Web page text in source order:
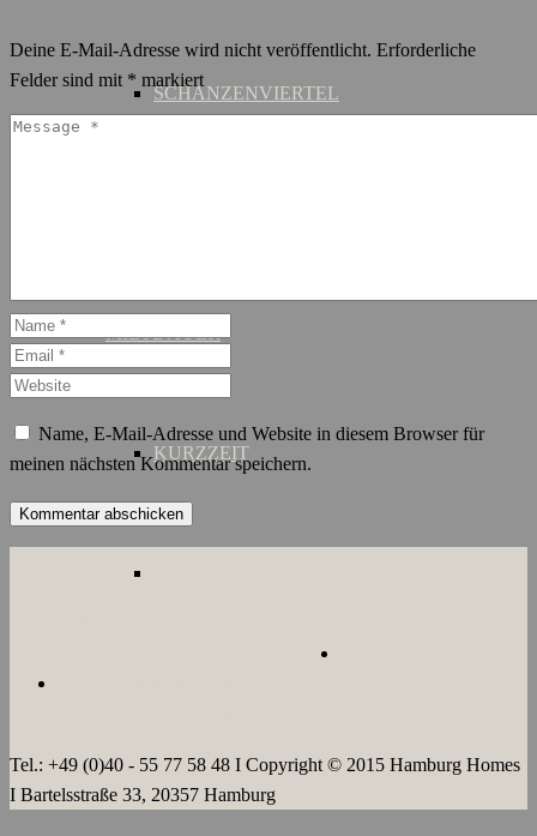
SCHANZENVIERTEL
MIETDAUER
KURZZEIT
Deine E-Mail-Adresse wird nicht veröffentlicht. Erforderliche
Felder sind mit * markiert
Name, E-Mail-Adresse und Website in diesem Browser für
meinen nächsten Kommentar speichern.
Tel.: +49 (0)40 - 55 77 58 48 I Copyright © 2015 Hamburg Homes
I Bartelsstraße 33, 20357 Hamburg